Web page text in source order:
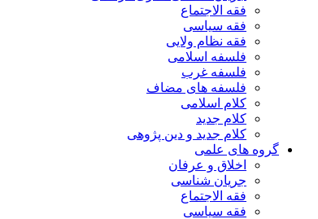
فقه الاجتماع
فقه سیاسی
فقه نظام ولایی
فلسفه اسلامی
فلسفه غرب
فلسفه های مضاف
کلام اسلامی
کلام جدید
کلام جدید و دین پژوهی
گروه های علمی
اخلاق و عرفان
جریان شناسی
فقه الاجتماع
فقه سیاسی